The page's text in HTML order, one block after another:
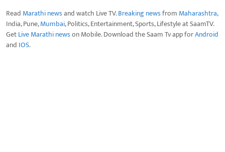
Read Marathi newsand watch Live TV.Breaking newsfrom Maharashtra,
India, Pune,Mumbai, Politics, Entertainment, Sports, Lifestyle at SaamTV.
GetLive Marathi newson Mobile. Download the Saam Tv app forAndroid
and IOS.